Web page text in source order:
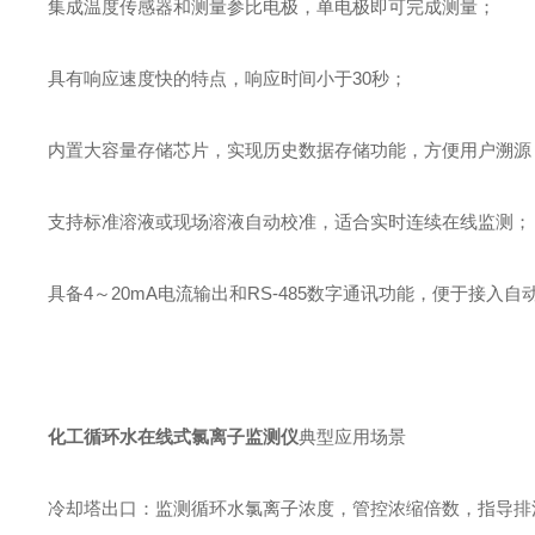
集成温度传感器和测量参比电极，单电极即可完成测量；
具有响应速度快的特点，响应时间小于30秒；
内置大容量存储芯片，实现历史数据存储功能，方便用户溯源
支持标准溶液或现场溶液自动校准，适合实时连续在线监测；
具备4～20mA电流输出和RS-485数字通讯功能，便于接入自
化工循环水在线式氯离子监测仪典型应用场景
冷却塔出口：监测循环水氯离子浓度，管控浓缩倍数，指导排